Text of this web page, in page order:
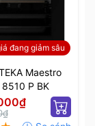
đang giảm sâu
Maestro
P BK